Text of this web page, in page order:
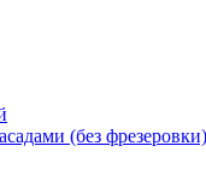
(без фрезеровки)